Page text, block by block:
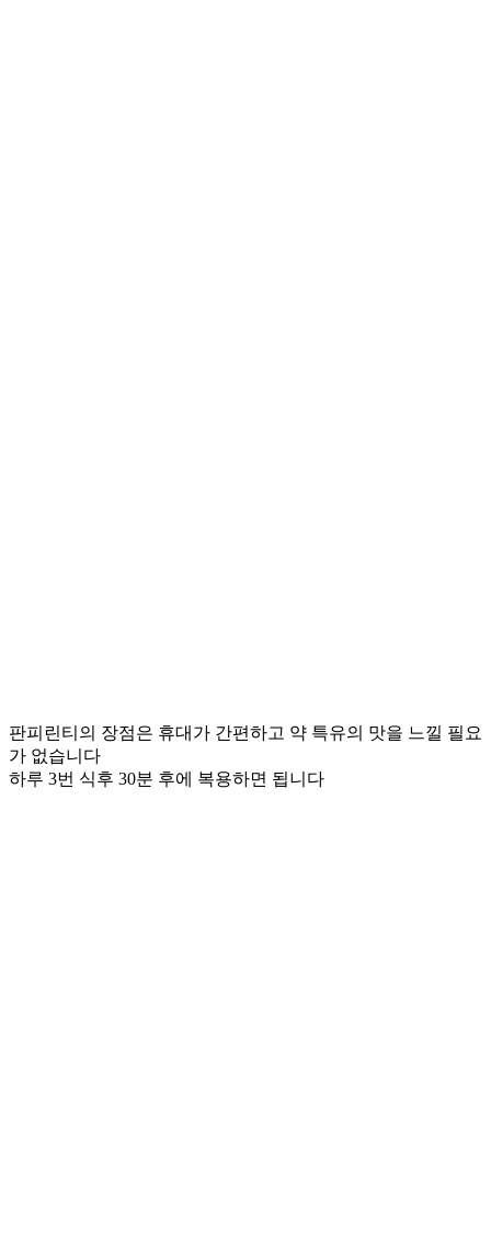
판피린티의 장점은 휴대가 간편하고 약 특유의 맛을 느낄 필요
가 없습니다
하루 3번 식후 30분 후에 복용하면 됩니다